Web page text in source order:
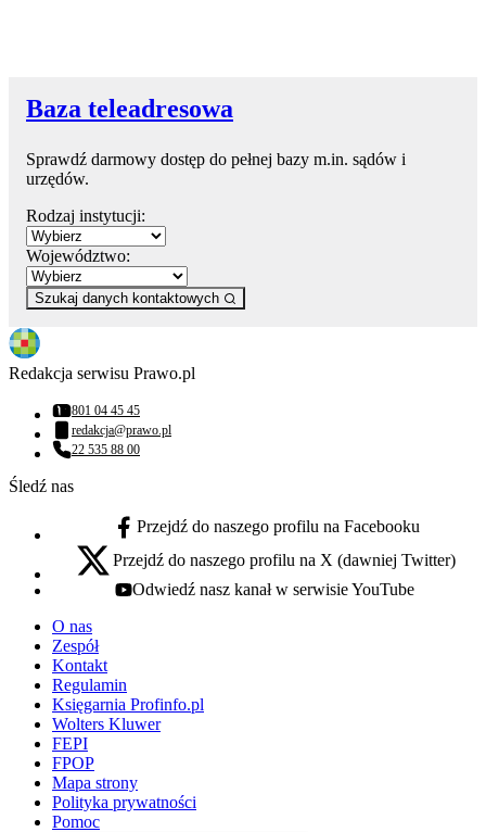
Baza teleadresowa
Sprawdź darmowy dostęp do pełnej bazy m.in. sądów i
urzędów.
Rodzaj instytucji:
Województwo:
Szukaj danych kontaktowych
Redakcja serwisu Prawo.pl
Numer telefonu:
801 04 45 45
Adres email:
redakcja@prawo.pl
Numer telefonu:
22 535 88 00
Śledź nas
facebook - otwiera się w nowej karcie
Przejdź do naszego profilu na Facebooku
x - otwiera się w nowej karcie
Przejdź do naszego profilu na X (dawniej Twitter)
youtube - otwiera się w nowej karcie
Odwiedź nasz kanał w serwisie YouTube
O nas
Zespół
Kontakt
Regulamin
Księgarnia Profinfo.pl
Wolters Kluwer
FEPI
FPOP
Mapa strony
Polityka prywatności
Pomoc